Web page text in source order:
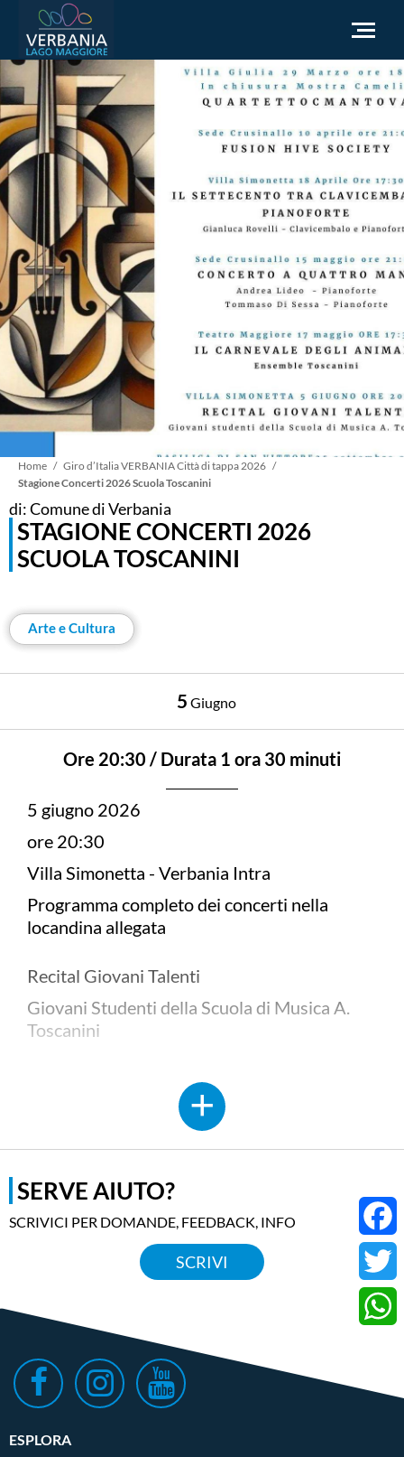
IT
Come raggiungerci
Infopoint Turistico
Meteo
Richiesta informazioni
Sito Istituzionale
Briciole
di
pane
Home
Giro d’Italia VERBANIA Città di tappa 2026
Stagione Concerti 2026 Scuola Toscanini
di: Comune di Verbania
STAGIONE CONCERTI 2026
SCUOLA TOSCANINI
Arte e Cultura
5 Giugno
Ore 20:30 / Durata 1 ora 30 minuti
5 giugno 2026
ore 20:30
Villa Simonetta - Verbania Intra
Programma completo dei concerti nella
locandina allegata
Recital Giovani Talenti
Giovani Studenti della Scuola di Musica A.
Toscanini
Donwload allegato
Twitter
SERVE AIUTO?
SCRIVICI PER DOMANDE, FEEDBACK, INFO
SCRIVI
ESPLORA